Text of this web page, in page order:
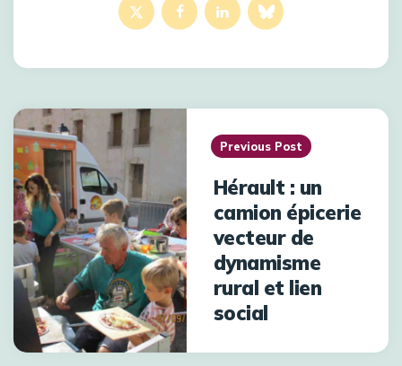
Previous Post
Hérault : un
camion épicerie
vecteur de
dynamisme
rural et lien
social